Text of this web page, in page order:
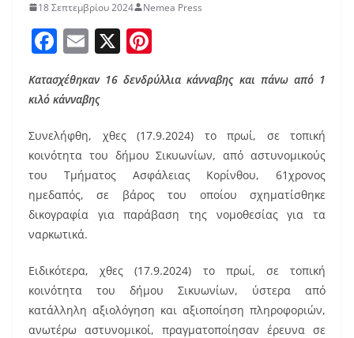
18 Σεπτεμβρίου 2024 Nemea Press
F
a
c
b
o
o
k
E
ai
l
X
nt
er
st
Κατασχέθηκαν 16 δενδρύλλια κάνναβης και πάνω από 1
κιλό κάνναβης
Συνελήφθη, χθες (17.9.2024) το πρωί, σε τοπική
κοινότητα του δήμου Σικυωνίων, από αστυνομικούς
του Τμήματος Ασφάλειας Κορίνθου, 61χρονος
ημεδαπός, σε βάρος του οποίου σχηματίσθηκε
δικογραφία για παράβαση της νομοθεσίας για τα
ναρκωτικά.
Ειδικότερα, χθες (17.9.2024) το πρωί, σε τοπική
κοινότητα του δήμου Σικυωνίων, ύστερα από
κατάλληλη αξιολόγηση και αξιοποίηση πληροφοριών,
ανωτέρω αστυνομικοί, πραγματοποίησαν έρευνα σε